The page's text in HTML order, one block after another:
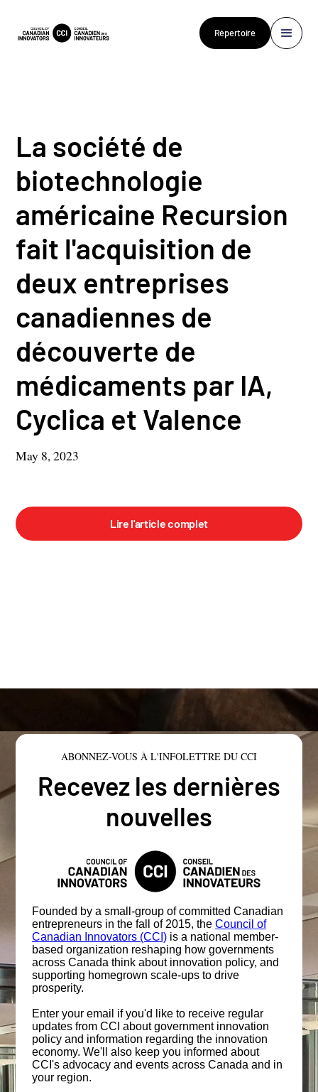
Répertoire
La société de
biotechnologie
américaine Recursion
fait l'acquisition de
deux entreprises
canadiennes de
découverte de
médicaments par IA,
Cyclica et Valence
May 8, 2023
Lire l'article complet
ABONNEZ-VOUS À L'INFOLETTRE DU CCI
Recevez les dernières
nouvelles